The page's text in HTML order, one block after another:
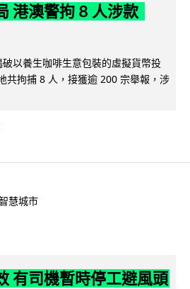
港澳警拘 8 人涉款
以養生咖啡生意包裝的虛擬貨幣投
共拘捕 8 人，接獲逾 200 宗舉報，涉
慧城市
有司機暫時停工避風頭